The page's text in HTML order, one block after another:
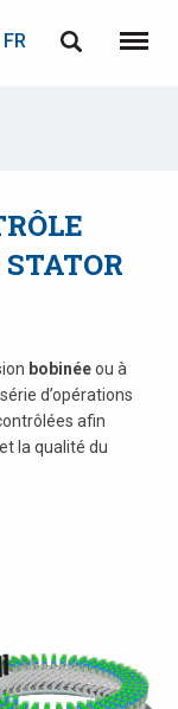
FR
Menu
bobinéeou à
d’opérations
afin
la qualité du
now: it is free!